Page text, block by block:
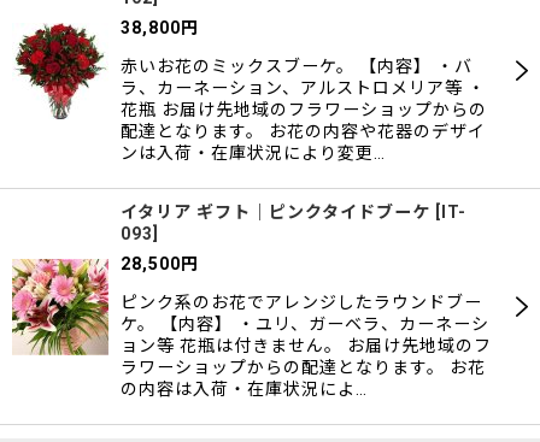
38,800円
赤いお花のミックスブーケ。 【内容】 ・バ
ラ、カーネーション、アルストロメリア等 ・
花瓶 お届け先地域のフラワーショップからの
配達となります。 お花の内容や花器のデザイ
ンは入荷・在庫状況により変更…
イタリア ギフト｜ピンクタイドブーケ
IT-
093
28,500円
ピンク系のお花でアレンジしたラウンドブー
ケ。 【内容】 ・ユリ、ガーベラ、カーネーシ
ョン等 花瓶は付きません。 お届け先地域のフ
ラワーショップからの配達となります。 お花
の内容は入荷・在庫状況によ…